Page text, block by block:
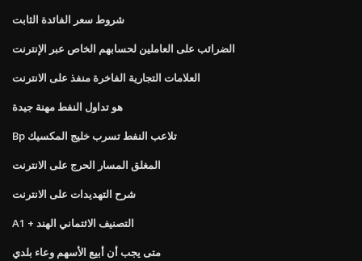
شروط سعر الفائدة الثابت
الضرائب على العاملين لحسابهم الخاص عبر الإنترنت
العلامات التجارية الفاخرة منفذ على الانترنت
هو تداول النفط مهنة جيدة
Bp تلاعب النفط تسرب خليج المكسيك
المغلق المسار الحرج على الانترنت
شرح التهديدات على الانترنت
A1 + التصنيف الائتماني الهند
متى يجب أن أبيع الأسهم وعاء بلدي